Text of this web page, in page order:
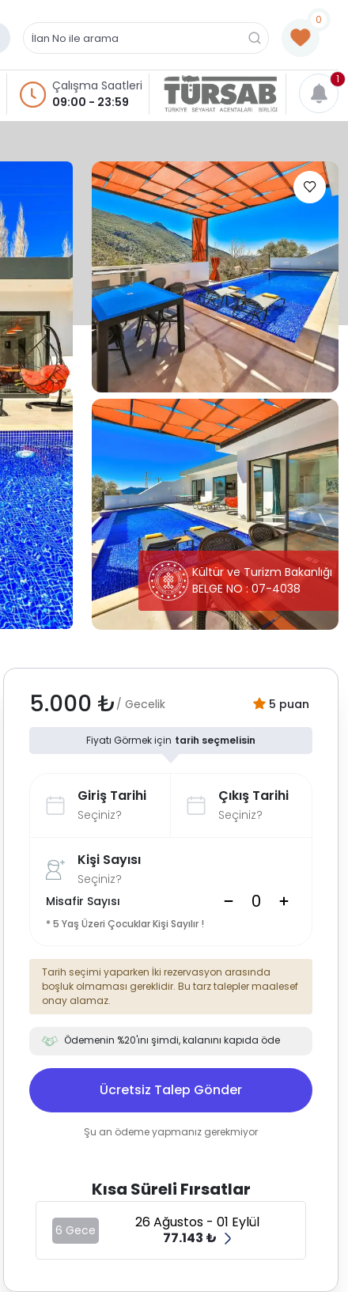
0
Çalışma Saatleri
09:00 - 23:59
1
Kültür ve Turizm Bakanlığı
BELGE NO : 07-4038
5.000 ₺ / Gecelik 5 puan
Fiyatı Görmek için tarih seçmelisin
Giriş Tarihi
Seçiniz?
Çıkış Tarihi
Seçiniz?
Kişi Sayısı
Seçiniz?
Misafir Sayısı
* 5 Yaş Üzeri Çocuklar Kişi Sayılır !
Tarih seçimi yaparken İki rezervasyon arasında
boşluk olmaması gereklidir. Bu tarz talepler maalesef
onay alamaz.
Ödemenin %20'ını şimdi, kalanını kapıda öde
Ücretsiz Talep Gönder
Şu an ödeme yapmanız gerekmiyor
Kısa Süreli Fırsatlar
6 Gece
26 Ağustos - 01 Eylül
77.143 ₺